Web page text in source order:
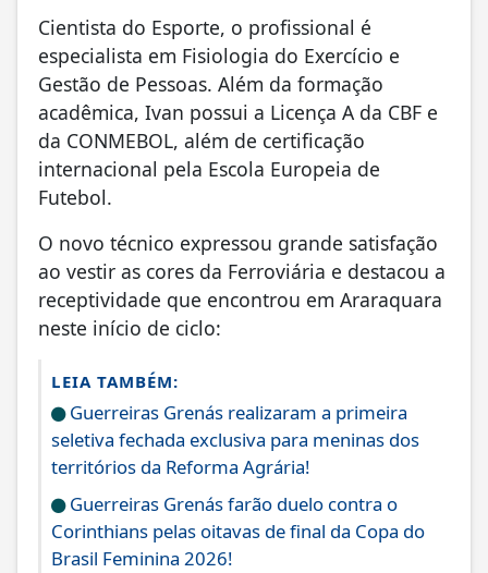
Cientista do Esporte, o profissional é
especialista em Fisiologia do Exercício e
Gestão de Pessoas. Além da formação
acadêmica, Ivan possui a Licença A da CBF e
da CONMEBOL, além de certificação
internacional pela Escola Europeia de
Futebol.
O novo técnico expressou grande satisfação
ao vestir as cores da Ferroviária e destacou a
receptividade que encontrou em Araraquara
neste início de ciclo:
LEIA TAMBÉM:
Guerreiras Grenás realizaram a primeira
seletiva fechada exclusiva para meninas dos
territórios da Reforma Agrária!
Guerreiras Grenás farão duelo contra o
Corinthians pelas oitavas de final da Copa do
Brasil Feminina 2026!